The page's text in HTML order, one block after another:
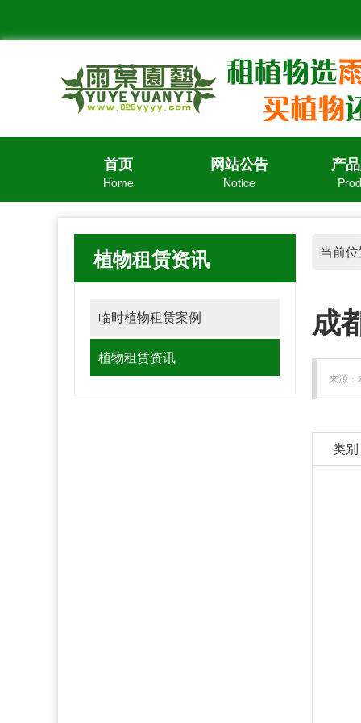
首页
Home
网站公告
Notice
产
植物租赁资讯
临时植物租赁案例
植物租赁资讯
当前
成
来源：
类别